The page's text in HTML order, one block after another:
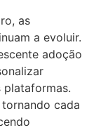
as
a evoluir.
adoção
plataformas.
cada